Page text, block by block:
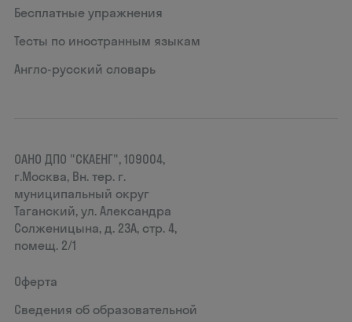
Бесплатные упражнения
Тесты по иностранным языкам
Англо-русский словарь
ОАНО ДПО "СКАЕНГ", 109004,
г.Москва, Вн. тер. г.
муниципальный округ
Таганский, ул. Александра
Солженицына, д. 23А, стр. 4,
помещ. 2/1
Оферта
Сведения об образовательной